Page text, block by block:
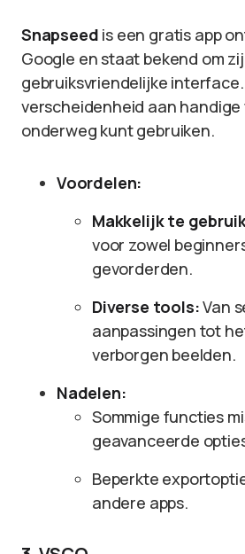
Snapseed is een gratis app
Google en staat bekend om
gebruiksvriendelijke
verscheidenheid aan
onderweg kunt gebruiken.
Voordelen:
Makkelijk te
voor zowel
gevorderden.
Diverse tools:Van
aanpassingen tot
verborgen beelden.
Nadelen:
Sommige functies
geavanceerde
Beperkte
andere apps.